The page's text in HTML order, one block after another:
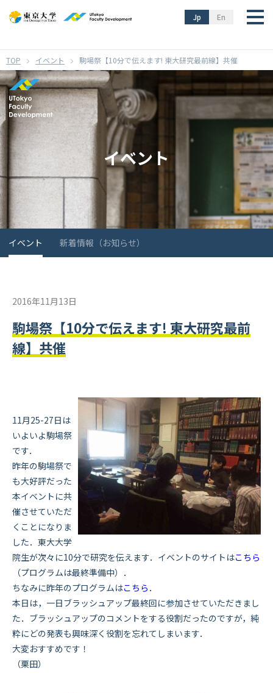
En
Jp
イベント 駒場祭【10分で伝えます! 東大研究最前線】共催
イベント
イベント 新着情報（お知らせ）
2016年11月13日
駒場祭【10分で伝えます! 東大研究最前
線】共催
11月25-27日は
いよいよ駒場祭
です．
昨年の駒場祭で
も大好評だった
本イベントに共
催させていただ
くことになりま
した．東大大学
院生が次々に10分で研究を伝えます． イベントのサイトはこちら
（プログラムは最終準備中）．
ちなみに昨年のプログラムはこちら ．
本日は，一日ブラッシュアップ最終回に参加させていただきまし
た．ブラッシュアップのコメントをする役割だったのですが，純
粋にどの発表も興味深く役割を忘れてしまいます．
大変おすすめです！
（栗田）